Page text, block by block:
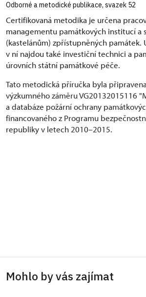
Odborné a metodické publikace, svazek 52
Certifikovaná metodika je určena
managementu památkových institucí a
(kastelánům) zpřístupněných památek.
v ní najdou také investiční technici a
úrovních státní památkové péče.
Tato metodická příručka byla
výzkumného záměru VG20132015116
a databáze požární ochrany
financovaného z Programu
republiky v letech 2010–2015.
Mohlo by vás zajímat